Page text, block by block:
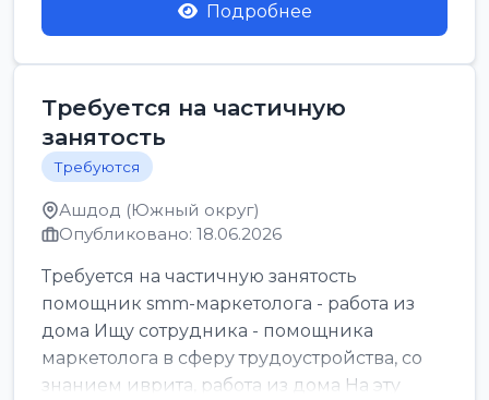
Подробнее
Требуется на частичную
занятость
Требуются
Ашдод (Южный округ)
Опубликовано: 18.06.2026
Требуется на частичную занятость
помощник smm-маркетолога - работа из
дома Ищу сотрудника - помощника
маркетолога в сферу трудоустройства, со
знанием иврита, работа из дома На эту